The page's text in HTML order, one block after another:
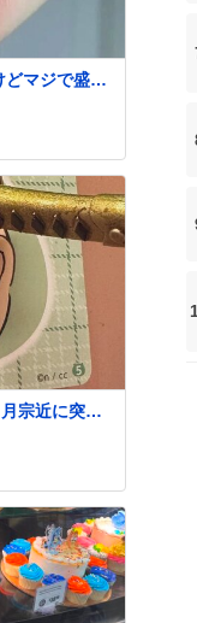
マジで盛れ
宗近に突き
ンが